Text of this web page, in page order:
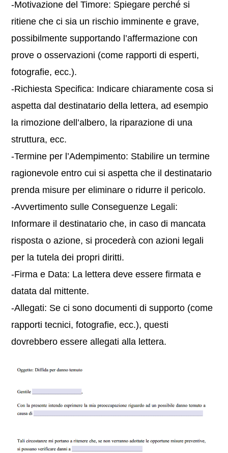
-Motivazione del Timore: Spiegare perché si
ritiene che ci sia un rischio imminente e grave,
possibilmente supportando l’affermazione con
prove o osservazioni (come rapporti di esperti,
fotografie, ecc.).
-Richiesta Specifica: Indicare chiaramente cosa si
aspetta dal destinatario della lettera, ad esempio
la rimozione dell’albero, la riparazione di una
struttura, ecc.
-Termine per l’Adempimento: Stabilire un termine
ragionevole entro cui si aspetta che il destinatario
prenda misure per eliminare o ridurre il pericolo.
-Avvertimento sulle Conseguenze Legali:
Informare il destinatario che, in caso di mancata
risposta o azione, si procederà con azioni legali
per la tutela dei propri diritti.
-Firma e Data: La lettera deve essere firmata e
datata dal mittente.
-Allegati: Se ci sono documenti di supporto (come
rapporti tecnici, fotografie, ecc.), questi
dovrebbero essere allegati alla lettera.